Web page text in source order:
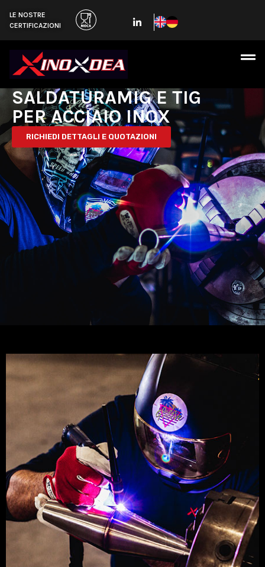
LE NOSTRE
CERTIFICAZIONI
SALDATURAMIG E TIG
PER ACCIAIO INOX
RICHIEDI DETTAGLI E QUOTAZIONI